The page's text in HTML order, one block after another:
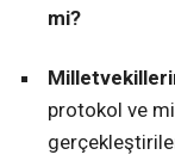
mi?
protokol ve